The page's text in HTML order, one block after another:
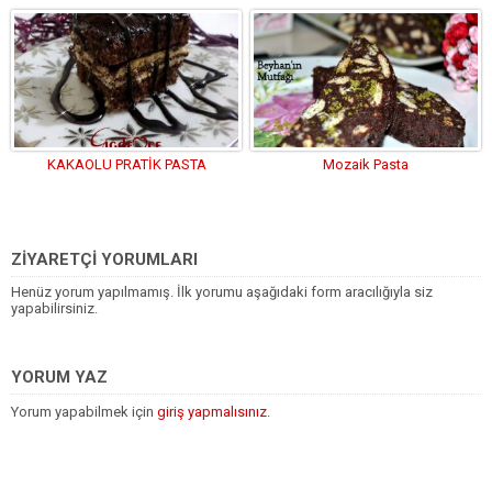
KAKAOLU PRATİK PASTA Mozaik Pasta
ZİYARETÇİ YORUMLARI
Henüz yorum yapılmamış. İlk yorumu aşağıdaki form aracılığıyla siz
yapabilirsiniz.
YORUM YAZ
Yorum yapabilmek için giriş yapmalısınız